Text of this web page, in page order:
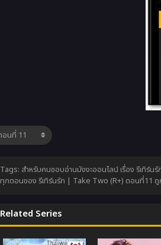
Tags: สำหรับคนชอบอ่านมังงะออนไลน์ เรื่อง รีเทิ
ทุกตอนของ รีเทิร์นรัก | Take Two (R+) ตอนที่11 ถู
Related Series